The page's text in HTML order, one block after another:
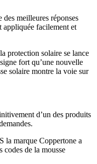
des meilleures réponses
appliquée facilement et
protection solaire se lance
fort qu’une nouvelle
solaire montre la voie sur
d’un des produits
la marque Coppertone a
codes de la mousse